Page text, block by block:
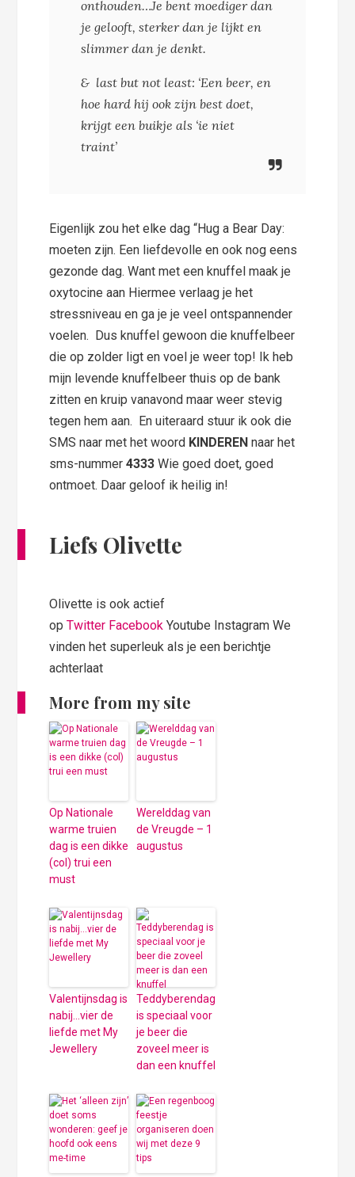
onthouden…Je bent moediger dan
je gelooft, sterker dan je lijkt en
slimmer dan je denkt.
& last but not least: ‘Een beer, en
hoe hard hij ook zijn best doet,
krijgt een buikje als ‘ie niet
traint’
Eigenlijk zou het elke dag “Hug a Bear Day:
moeten zijn. Een liefdevolle en ook nog eens
gezonde dag. Want met een knuffel maak je
oxytocine aan Hiermee verlaag je het
stressniveau en ga je je veel ontspannender
voelen. Dus knuffel gewoon die knuffelbeer
die op zolder ligt en voel je weer top! Ik heb
mijn levende knuffelbeer thuis op de bank
zitten en kruip vanavond maar weer stevig
tegen hem aan. En uiteraard stuur ik ook die
SMS naar met het woord KINDEREN naar het
sms-nummer4333Wie goed doet, goed
ontmoet. Daar geloof ik heilig in!
Liefs Olivette
Olivette is ook actief
opTwitter Facebook Youtube Instagram We
vinden het superleuk als je een berichtje
achterlaat
More from my site
Op Nationale
warme truien
dag is een dikke
(col) trui een
must
Werelddag van
de Vreugde – 1
augustus
Valentijnsdag is
nabij…vier de
liefde met My
Jewellery
Teddyberendag
is speciaal voor
je beer die
zoveel meer is
dan een knuffel